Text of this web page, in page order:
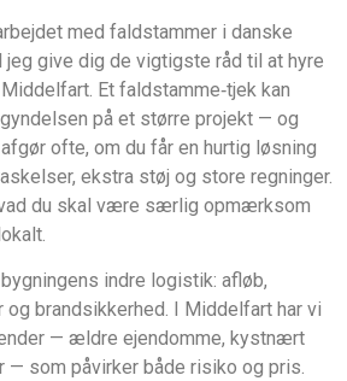
med faldstammer i danske
jeg give dig de vigtigste råd til at hyre
Et faldstamme‑tjek kan
på et større projekt — og
ofte, om du får en hurtig løsning
ekstra støj og store regninger.
du skal være særlig opmærksom
indre logistik: afløb,
og brandsikkerhed. I Middelfart har vi
— ældre ejendomme, kystnært
— som påvirker både risiko og pris.